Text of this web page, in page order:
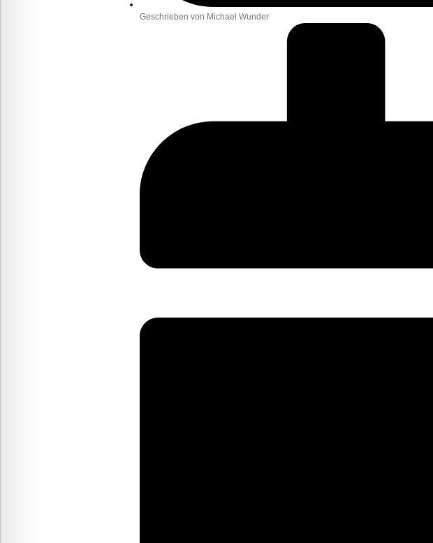
Geschrieben von Michael Wunder